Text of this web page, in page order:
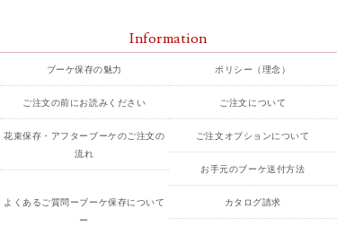
Information
ブーケ保存の魅力 ポリシー（理念）
ご注文の前にお読みください ご注文について
花束保存・アフターブーケのご注文の
流れ
ご注文オプションについて
お手元のブーケ送付方法
よくあるご質問ーブーケ保存について
ー
カタログ請求